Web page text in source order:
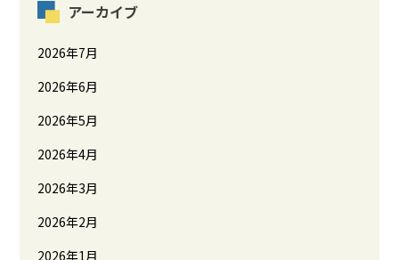
アーカイブ
2026年7月
2026年6月
2026年5月
2026年4月
2026年3月
2026年2月
2026年1月